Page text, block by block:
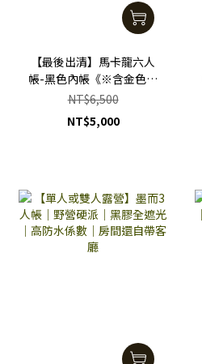
【最後出清】馬卡龍六人
帳-黑色內帳《※含金色帳
桿一組※》｜野餐｜踏青｜
防蚊
NT$6,500
NT$5,000